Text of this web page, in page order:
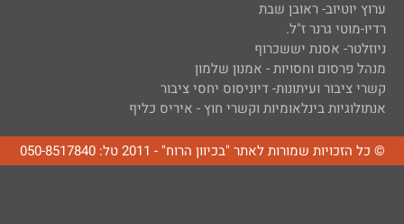
ערוץ יוטיוב- ראובן שבת
רדיו-מוטי גרנר ז"ל.
ניוזלטר- אסנת יששכרוף
מנהל פרסום וחסויות - אמנון שלמון
קשרי ציבור ועיתונות- דיוניסוס יחסי ציבור
אנתולוגיות בינלאומיות וקשרי חוץ - איריס כליף
© כל הזכויות שמורות לאתר "בכיוון הרוח" - 2011 טל: 050-8517840